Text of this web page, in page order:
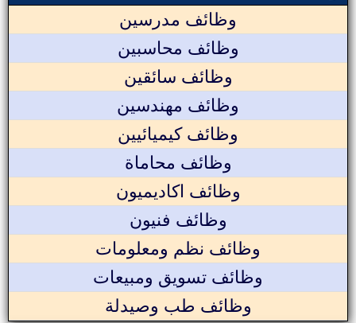
وظائف مدرسين
وظائف محاسبين
وظائف سائقين
وظائف مهندسين
وظائف كيميائيين
وظائف محاماة
وظائف اكاديميون
وظائف فنيون
وظائف نظم ومعلومات
وظائف تسويق ومبيعات
وظائف طب وصيدلة